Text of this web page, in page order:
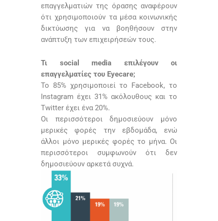
επαγγελματιών της όρασης αναφέρουν
ότι χρησιμοποιούν τα μέσα κοινωνικής
δικτύωσης για να βοηθήσουν στην
ανάπτυξη των επιχειρήσεών τους.
Τι social media επιλέγουν οι
επαγγελματίες του Eyecare;
Το 85% χρησιμοποιεί το Facebook, το
Instagram έχει 31% ακόλουθους και το
Twitter έχει ένα 20%.
Οι περισσότεροι δημοσιεύουν μόνο
μερικές φορές την εβδομάδα, ενώ
άλλοι μόνο μερικές φορές το μήνα. Οι
περισσότεροι συμφωνούν ότι δεν
δημοσιεύουν αρκετά συχνά.